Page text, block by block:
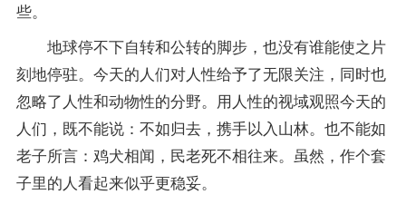
些。
地球停不下自转和公转的脚步，也没有谁能使之片
刻地停驻。今天的人们对人性给予了无限关注，同时也
忽略了人性和动物性的分野。用人性的视域观照今天的
人们，既不能说：不如归去，携手以入山林。也不能如
老子所言：鸡犬相闻，民老死不相往来。虽然，作个套
子里的人看起来似乎更稳妥。